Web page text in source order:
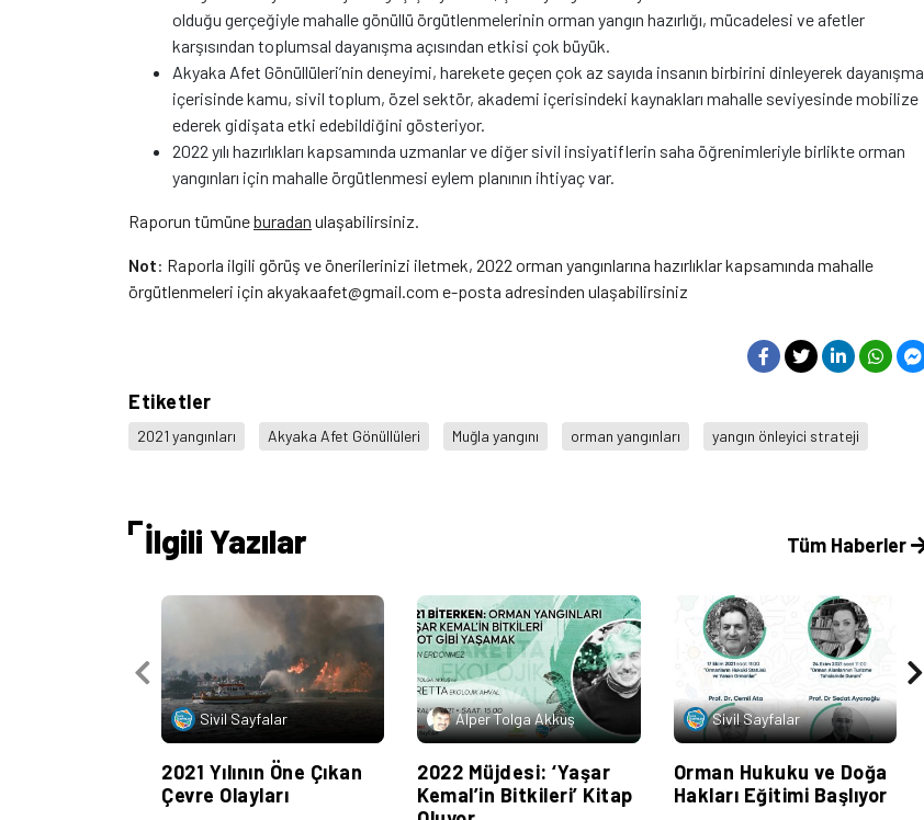
olduğu gerçeğiyle mahalle gönüllü örgütlenmelerinin orman yangın hazırlığı, mücadelesi ve afetler
karşısından toplumsal dayanışma açısından etkisi çok büyük.
Akyaka Afet Gönüllüleri’nin deneyimi, harekete geçen çok az sayıda insanın birbirini dinleyerek dayanışma
içerisinde kamu, sivil toplum, özel sektör, akademi içerisindeki kaynakları mahalle seviyesinde mobilize
ederek gidişata etki edebildiğini gösteriyor.
2022 yılı hazırlıkları kapsamında uzmanlar ve diğer sivil insiyatiflerin saha öğrenimleriyle birlikte orman
yangınları için mahalle örgütlenmesi eylem planının ihtiyaç var.
Raporun tümüneburadan ulaşabilirsiniz.
Not: Raporla ilgili görüş ve önerilerinizi iletmek, 2022 orman yangınlarına hazırlıklar kapsamında mahalle
örgütlenmeleri için akyakaafet@gmail.com e-posta adresinden ulaşabilirsiniz
Etiketler
2021 yangınları Akyaka Afet Gönüllüleri Muğla yangını orman yangınları yangın önleyici strateji
İlgili Yazılar Tüm Haberler
Sivil Sayfalar
2021 Yılının Öne Çıkan
Çevre Olayları
Alper Tolga Akkuş
2022 Müjdesi: ‘Yaşar
Kemal’in Bitkileri’ Kitap
Sivil Sayfalar
Orman Hukuku ve Doğa
Hakları Eğitimi Başlıyor